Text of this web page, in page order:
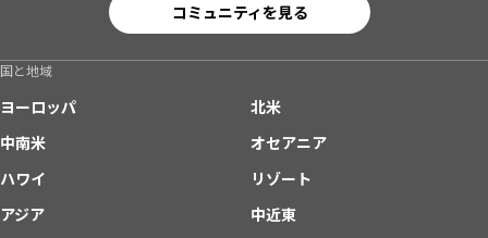
コミュニティを見る
国と地域
ヨーロッパ
北米
中南米
オセアニア
ハワイ
リゾート
アジア
中近東